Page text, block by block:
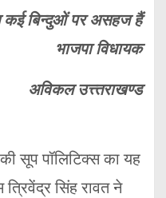
कई बिन्दुओं पर असहज हैं
भाजपा विधायक
अविकल उत्त्तराखण्ड
सूप पॉलिटिक्स का यह
सिंह रावत ने